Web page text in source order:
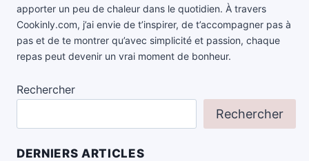
apporter un peu de chaleur dans le quotidien. À travers
Cookinly.com, j’ai envie de t’inspirer, de t’accompagner pas à
pas et de te montrer qu’avec simplicité et passion, chaque
repas peut devenir un vrai moment de bonheur.
Rechercher
Rechercher
DERNIERS ARTICLES